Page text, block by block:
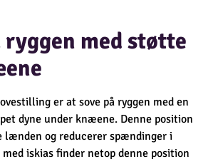
ryggen med støtte
er at sove på ryggen med en
dyne under knæene. Denne position
lænden og reducerer spændinger i
iskias finder netop denne position